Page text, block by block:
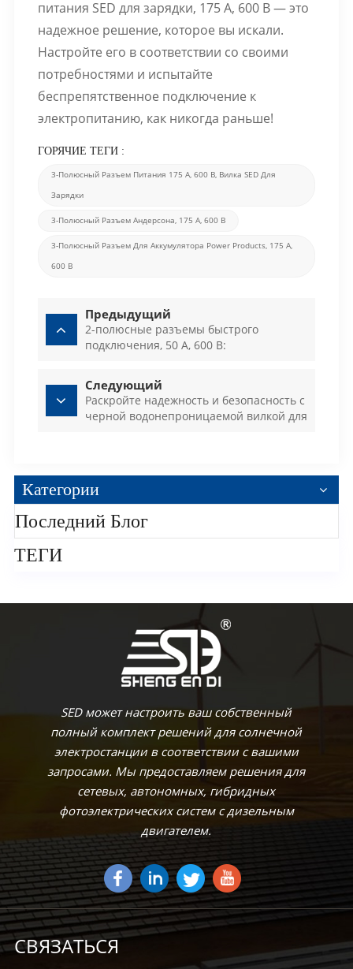
питания SED для зарядки, 175 А, 600 В — это
надежное решение, которое вы искали.
Настройте его в соответствии со своими
потребностями и испытайте
беспрепятственное подключение к
электропитанию, как никогда раньше!
ГОРЯЧИЕ ТЕГИ :
3-Полюсный Разъем Питания 175 А, 600 В, Вилка SED Для
Зарядки
3-Полюсный Разъем Андерсона, 175 А, 600 В
3-Полюсный Разъем Для Аккумулятора Power Products, 175 А,
600 В
Предыдущий
2-полюсные разъемы быстрого
подключения, 50 А, 600 В:
Следующий
Раскройте надежность и безопасность с
черной водонепроницаемой вилкой для
Категории
Последний Блог
ТЕГИ
SED может настроить ваш собственный
полный комплект решений для солнечной
электростанции в соответствии с вашими
запросами. Мы предоставляем решения для
сетевых, автономных, гибридных
фотоэлектрических систем с дизельным
двигателем.
СВЯЗАТЬСЯ